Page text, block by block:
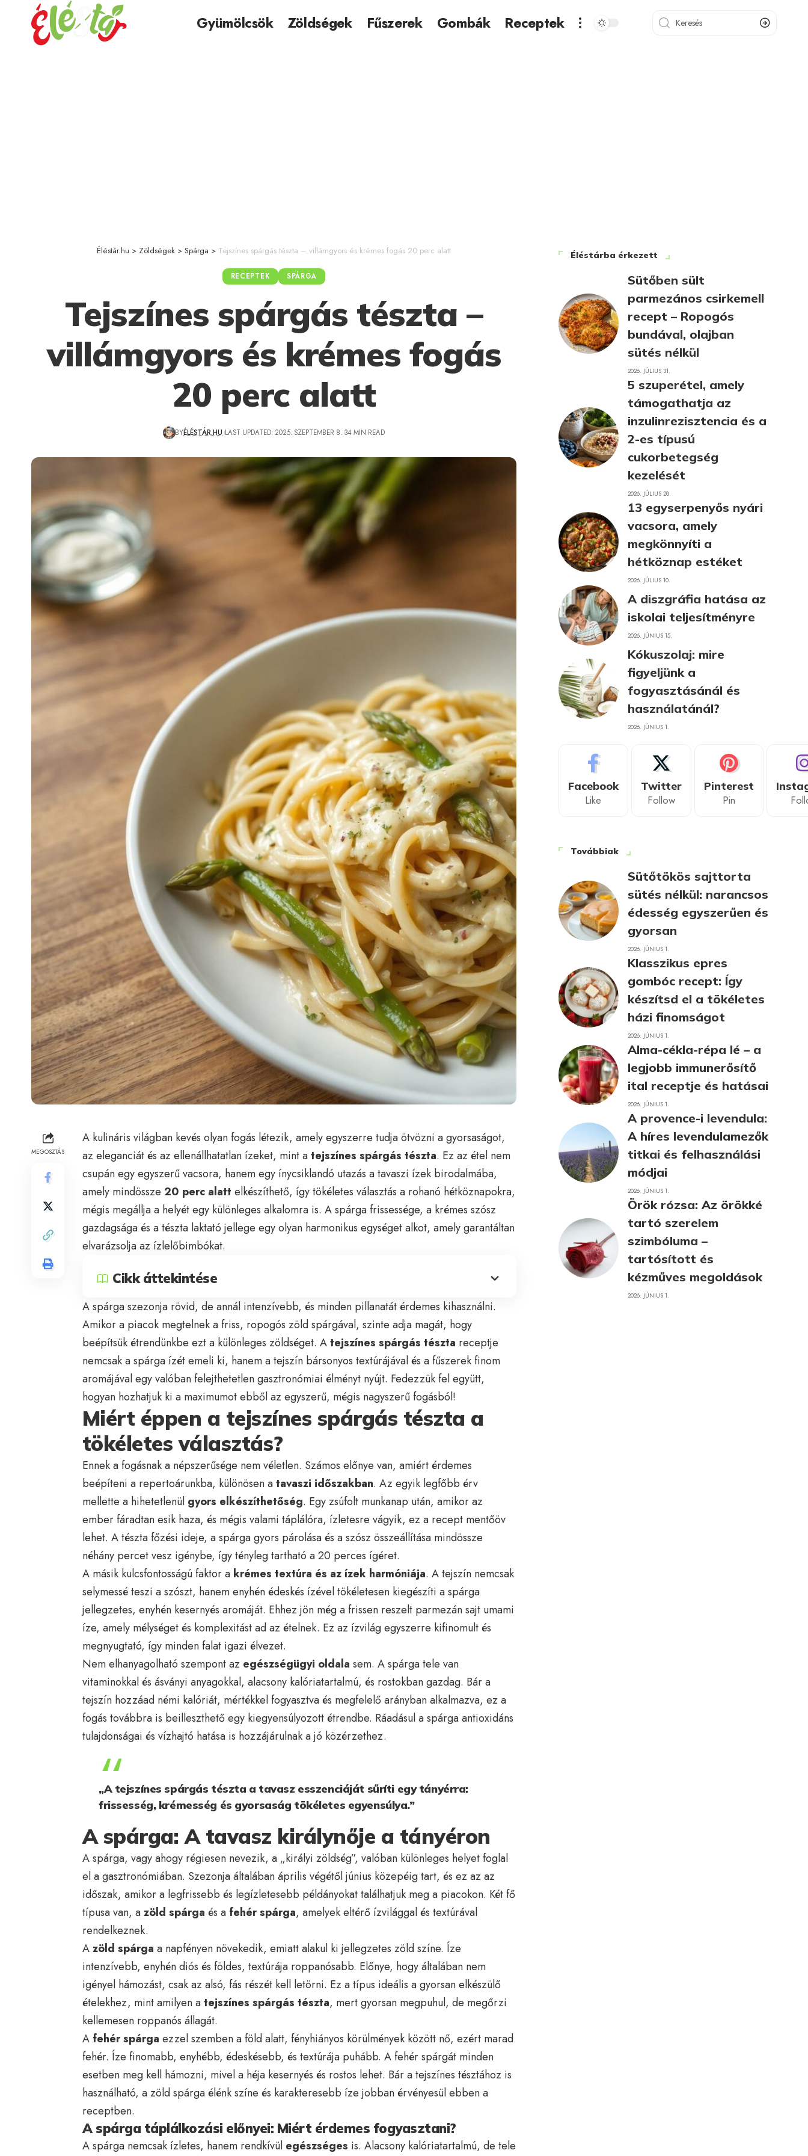
Gyümölcsök Zöldségek Fűszerek Gombák Receptek
Éléstár.hu > Zöldségek> Spárga > Tejszínes spárgás tészta – villámgyors és krémes fogás 20 perc alatt
RECEPTEK SPÁRGA
Tejszínes spárgás tészta –
villámgyors és krémes fogás
20 perc alatt
BYÉLÉSTÁR.HU LAST UPDATED: 2025. SZEPTEMBER 8. 34 MIN READ
MEGOSZTÁS
A kulináris világban kevés olyan fogás létezik, amely egyszerre tudja ötvözni a gyorsaságot,
az eleganciát és az ellenállhatatlan ízeket, mint atejszínes spárgás tészta. Ez az étel nem
csupán egy egyszerű vacsora, hanem egy ínycsiklandó utazás a tavaszi ízek birodalmába,
amely mindössze 20 perc alatt elkészíthető, így tökéletes választás a rohanó hétköznapokra,
mégis megállja a helyét egy különleges alkalomra is. A spárga frissessége, a krémes szósz
gazdagsága és a tészta laktató jellege egy olyan harmonikus egységet alkot, amely garantáltan
elvarázsolja az ízlelőbimbókat.
Cikk áttekintése
A spárga szezonja rövid, de annál intenzívebb, és minden pillanatát érdemes kihasználni.
Amikor a piacok megtelnek a friss, ropogós zöld spárgával, szinte adja magát, hogy
beépítsük étrendünkbe ezt a különleges zöldséget. Atejszínes spárgás tészta receptje
nemcsak a spárga ízét emeli ki, hanem a tejszín bársonyos textúrájával és a fűszerek finom
aromájával egy valóban felejthetetlen gasztronómiai élményt nyújt. Fedezzük fel együtt,
hogyan hozhatjuk ki a maximumot ebből az egyszerű, mégis nagyszerű fogásból!
Miért éppen a tejszínes spárgás tészta a
tökéletes választás?
Ennek a fogásnak a népszerűsége nem véletlen. Számos előnye van, amiért érdemes
beépíteni a repertoárunkba, különösen atavaszi időszakban. Az egyik legfőbb érv
mellette a hihetetlenül gyors elkészíthetőség. Egy zsúfolt munkanap után, amikor az
ember fáradtan esik haza, és mégis valami táplálóra, ízletesre vágyik, ez a recept mentőöv
lehet. A tészta főzési ideje, a spárga gyors párolása és a szósz összeállítása mindössze
néhány percet vesz igénybe, így tényleg tartható a 20 perces ígéret.
A másik kulcsfontosságú faktor a krémes textúra és az ízek harmóniája. A tejszín nemcsak
selymessé teszi a szószt, hanem enyhén édeskés ízével tökéletesen kiegészíti a spárga
jellegzetes, enyhén kesernyés aromáját. Ehhez jön még a frissen reszelt parmezán sajt umami
íze, amely mélységet és komplexitást ad az ételnek. Ez az ízvilág egyszerre kifinomult és
megnyugtató, így minden falat igazi élvezet.
Nem elhanyagolható szempont az egészségügyi oldala sem. A spárga tele van
vitaminokkal és ásványi anyagokkal, alacsony kalóriatartalmú, és rostokban gazdag. Bár a
tejszín hozzáad némi kalóriát, mértékkel fogyasztva és megfelelő arányban alkalmazva, ez a
fogás továbbra is beilleszthető egy kiegyensúlyozott étrendbe. Ráadásul a spárga antioxidáns
tulajdonságai és vízhajtó hatása is hozzájárulnak a jó közérzethez.
„A tejszínes spárgás tészta a tavasz esszenciáját sűríti egy tányérra:
frissesség, krémesség és gyorsaság tökéletes egyensúlya.”
A spárga: A tavasz királynője a tányéron
A spárga, vagy ahogy régiesen nevezik, a „királyi zöldség”, valóban különleges helyet foglal
el a gasztronómiában. Szezonja általában április végétől június közepéig tart, és ez az az
időszak, amikor a legfrissebb és legízletesebb példányokat találhatjuk meg a piacokon. Két fő
típusa van, azöld spárga és a fehér spárga, amelyek eltérő ízvilággal és textúrával
rendelkeznek.
Azöld spárga a napfényen növekedik, emiatt alakul ki jellegzetes zöld színe. Íze
intenzívebb, enyhén diós és földes, textúrája roppanósabb. Előnye, hogy általában nem
igényel hámozást, csak az alsó, fás részét kell letörni. Ez a típus ideális a gyorsan elkészülő
ételekhez, mint amilyen atejszínes spárgás tészta, mert gyorsan megpuhul, de megőrzi
kellemesen roppanós állagát.
A fehér spárga ezzel szemben a föld alatt, fényhiányos körülmények között nő, ezért marad
fehér. Íze finomabb, enyhébb, édeskésebb, és textúrája puhább. A fehér spárgát minden
esetben meg kell hámozni, mivel a héja kesernyés és rostos lehet. Bár a tejszínes tésztához is
használható, a zöld spárga élénk színe és karakteresebb íze jobban érvényesül ebben a
receptben.
A spárga táplálkozási előnyei: Miért érdemes fogyasztani?
A spárga nemcsak ízletes, hanem rendkívül egészséges is. Alacsony kalóriatartalmú, de tele
Éléstárba érkezett
Sütőben sült
parmezános csirkemell
recept – Ropogós
bundával, olajban
sütés nélkül
2026. JÚLIUS 31.
5 szuperétel, amely
támogathatja az
inzulinrezisztencia és a
2-es típusú
cukorbetegség
kezelését
2026. JÚLIUS 28.
13 egyserpenyős nyári
vacsora, amely
megkönnyíti a
hétköznap estéket
2026. JÚLIUS 10.
A diszgráfia hatása az
iskolai teljesítményre
2026. JÚNIUS 15.
Kókuszolaj: mire
figyeljünk a
fogyasztásánál és
használatánál?
2026. JÚNIUS 1.
Facebook
Like
Twitter
Follow
Pinterest
Pin
Továbbiak
Sütőtökös sajttorta
sütés nélkül: narancsos
édesség egyszerűen és
gyorsan
2026. JÚNIUS 1.
Klasszikus epres
gombóc recept: Így
készítsd el a tökéletes
házi finomságot
2026. JÚNIUS 1.
Alma-cékla-répa lé – a
legjobb immunerősítő
ital receptje és hatásai
2026. JÚNIUS 1.
A provence-i levendula:
A híres levendulamezők
titkai és felhasználási
módjai
2026. JÚNIUS 1.
Örök rózsa: Az örökké
tartó szerelem
szimbóluma –
tartósított és
kézműves megoldások
2026. JÚNIUS 1.